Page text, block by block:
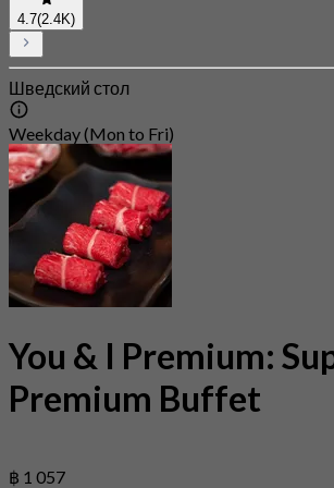
4.7(2.4K)
Шведский стол
Weekday (Mon to Fri)
You & I Premium:
Premium Buffet
฿ 1 057